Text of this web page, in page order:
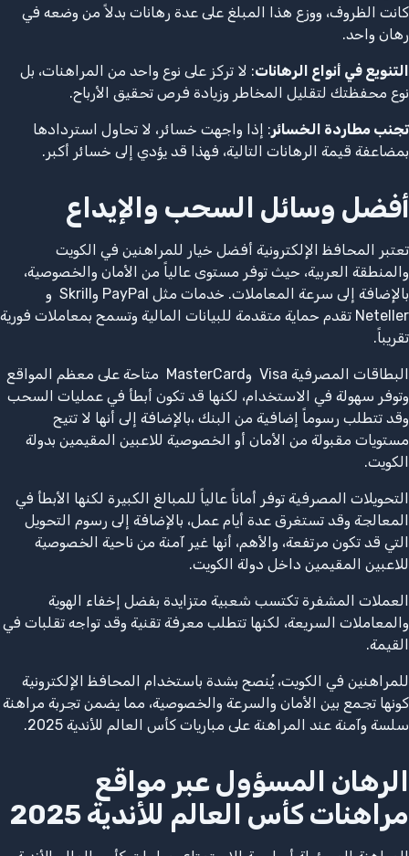
كانت الظروف، ووزع هذا المبلغ على عدة رهانات بدلاً من وضعه في
رهان واحد.
التنويع في أنواع الرهانات: لا تركز على نوع واحد من المراهنات، بل
نوع محفظتك لتقليل المخاطر وزيادة فرص تحقيق الأرباح.
تجنب مطاردة الخسائر: إذا واجهت خسائر، لا تحاول استردادها
بمضاعفة قيمة الرهانات التالية، فهذا قد يؤدي إلى خسائر أكبر.
أفضل وسائل السحب والإيداع
تعتبر المحافظ الإلكترونية أفضل خيار للمراهنين في الكويت
والمنطقة العربية، حيث توفر مستوى عالياً من الأمان والخصوصية،
بالإضافة إلى سرعة المعاملات. خدمات مثل PayPal وSkrill و
Neteller تقدم حماية متقدمة للبيانات المالية وتسمح بمعاملات فورية
تقريباً.
البطاقات المصرفية Visa وMasterCard متاحة على معظم المواقع
وتوفر سهولة في الاستخدام، لكنها قد تكون أبطأ في عمليات السحب
وقد تتطلب رسوماً إضافية من البنك ،بالإضافة إلى أنها لا تتيح
مستويات مقبولة من الأمان أو الخصوصية للاعبين المقيمين بدولة
الكويت.
التحويلات المصرفية توفر أماناً عالياً للمبالغ الكبيرة لكنها الأبطأ في
المعالجة وقد تستغرق عدة أيام عمل، بالإضافة إلى رسوم التحويل
التي قد تكون مرتفعة، والأهم، أنها غير آمنة من ناحية الخصوصية
للاعبين المقيمين داخل دولة الكويت.
العملات المشفرة تكتسب شعبية متزايدة بفضل إخفاء الهوية
والمعاملات السريعة، لكنها تتطلب معرفة تقنية وقد تواجه تقلبات في
القيمة.
للمراهنين في الكويت، يُنصح بشدة باستخدام المحافظ الإلكترونية
كونها تجمع بين الأمان والسرعة والخصوصية، مما يضمن تجربة مراهنة
سلسة وآمنة عند المراهنة على مباريات كأس العالم للأندية 2025.
الرهان المسؤول عبر مواقع
مراهنات كأس العالم للأندية 2025